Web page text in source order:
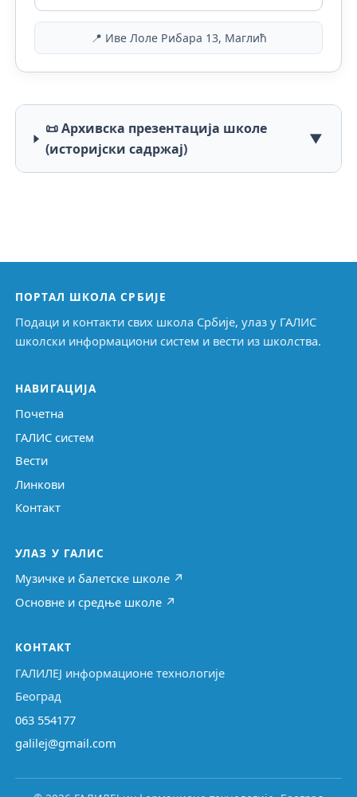
📍 Иве Лоле Рибара 13, Маглић
📜 Архивска презентација школе
(историјски садржај)
▼
ПОРТАЛ ШКОЛА СРБИЈЕ
Подаци и контакти свих школа Србије, улаз у ГАЛИС
школски информациони систем и вести из школства.
НАВИГАЦИЈА
Почетна
ГАЛИС систем
Вести
Линкови
Контакт
УЛАЗ У ГАЛИС
Музичке и балетске школе ↗
Основне и средње школе ↗
КОНТАКТ
ГАЛИЛЕЈ информационе технологије
Београд
063 554177
galilej@gmail.com